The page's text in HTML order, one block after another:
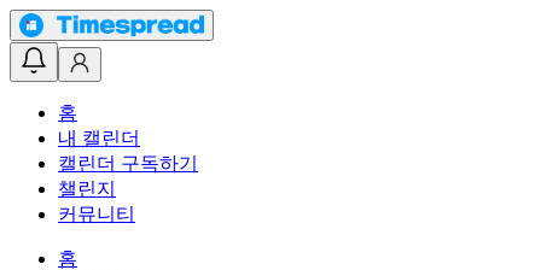
홈
내 캘린더
캘린더 구독하기
챌린지
커뮤니티
홈